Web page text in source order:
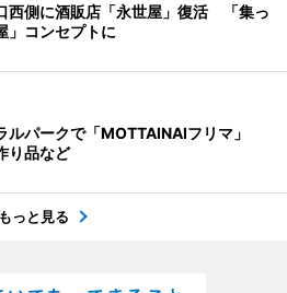
西側に酒販店「永世屋」復活 「集っ
」コンセプトに
ルパークで「MOTTAINAIフリマ」
り品など
もっと見る